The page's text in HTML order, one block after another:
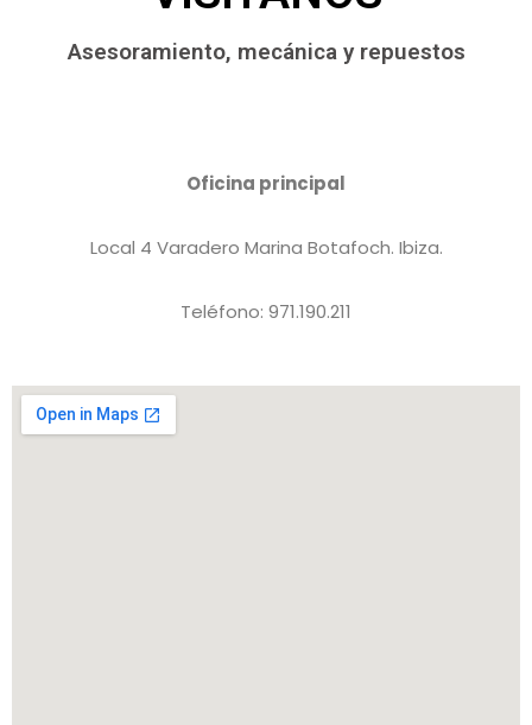
Asesoramiento, mecánica y repuestos
Oficina principal
Local 4 Varadero Marina Botafoch. Ibiza.
Teléfono: 971.190.211